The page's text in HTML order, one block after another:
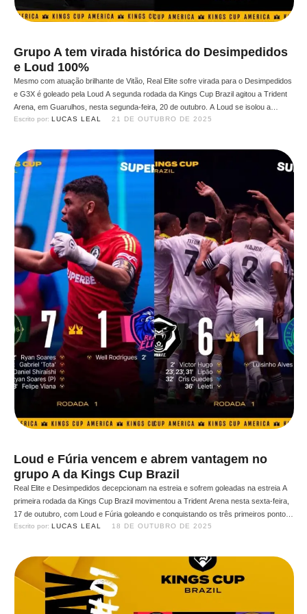
Grupo A tem virada histórica do Desimpedidos
e Loud 100%
Mesmo com atuação brilhante de Vitão, Real Elite sofre virada para o Desimpedidos
e G3X é goleado pela Loud A segunda rodada da Kings Cup Brazil agitou a Trident
Arena, em Guarulhos, nesta segunda-feira, 20 de outubro. A Loud se isolou a
liderança do grupo A ao golear o G3X por 8x2 e o Desimpedidos …
Escrito por: LUCAS LEAL 21 DE OUTUBRO DE 2025
Loud e Fúria vencem e abrem vantagem no
grupo A da Kings Cup Brazil
Real Elite e Desimpedidos decepcionam na estreia e sofrem goleadas na estreia A
primeira rodada da Kings Cup Brazil movimentou a Trident Arena nesta sexta-feira,
17 de outubro, com Loud e Fúria goleando e conquistando os três primeiros pontos
no Grupo A. O primeiro confronto do grupo foi entre Loud e Real Elite, e a …
Escrito por: LUCAS LEAL 18 DE OUTUBRO DE 2025